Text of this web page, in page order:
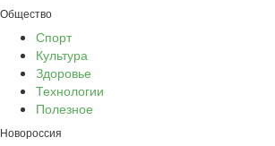
Общество
Спорт
Культура
Здоровье
Технологии
Полезное
Новороссия